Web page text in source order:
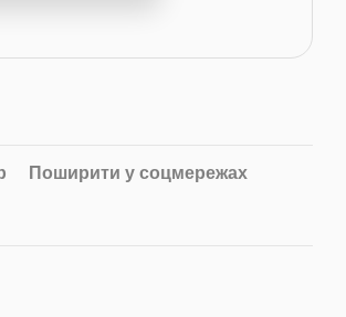
Поширити у соцмережах